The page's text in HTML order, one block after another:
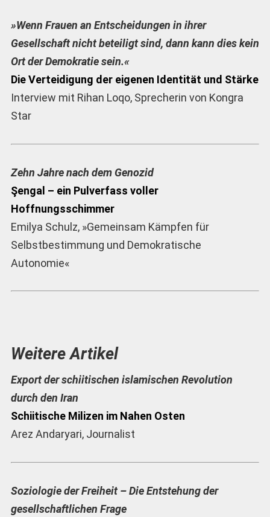
»Wenn Frauen an Entscheidungen in ihrer
Gesellschaft nicht beteiligt sind, dann kann dies kein
Ort der Demokratie sein.«
Die Verteidigung der eigenen Identität und Stärke
Interview mit Rihan Loqo, Sprecherin von Kongra
Star
Zehn Jahre nach dem Genozid
Şengal – ein Pulverfass voller
Hoffnungsschimmer
Emilya Schulz, »Gemeinsam Kämpfen für
Selbstbestimmung und Demokratische
Autonomie«
Weitere Artikel
Export der schiitischen islamischen Revolution
durch den Iran
Schiitische Milizen im Nahen Osten
Arez Andaryari, Journalist
Soziologie der Freiheit – Die Entstehung der
gesellschaftlichen Frage